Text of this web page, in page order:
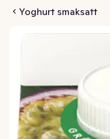
Yoghurt smaksatt
Laktosfri 2,1%